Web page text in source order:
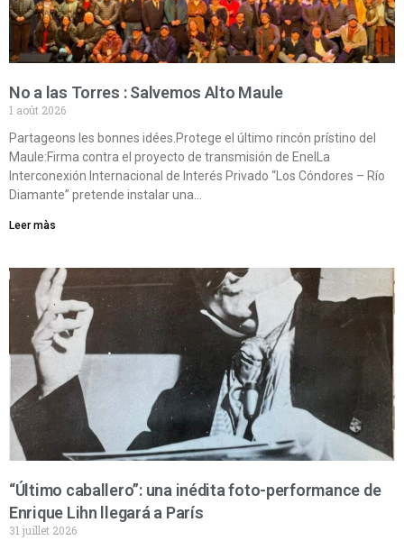
No a las Torres : Salvemos Alto Maule
1 août 2026
Partageons les bonnes idées.Protege el último rincón prístino del
Maule:Firma contra el proyecto de transmisión de EnelLa
Interconexión Internacional de Interés Privado “Los Cóndores – Río
Diamante” pretende instalar una…
Leer màs
“Último caballero”: una inédita foto-performance de
Enrique Lihn llegará a París
31 juillet 2026